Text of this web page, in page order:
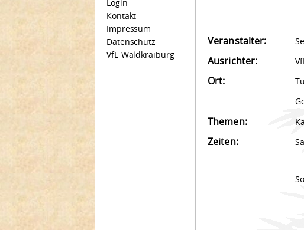
Login
Kontakt
Impressum
Datenschutz
VfL Waldkraiburg
Veranstalter:
Ausrichter:
Ort:
Themen:
Zeiten: